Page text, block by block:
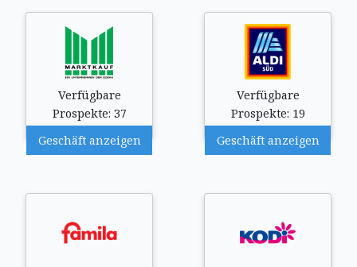
Verfügbare
Prospekte: 37
Geschäft anzeigen
Verfügbare
Prospekte: 19
Geschäft anzeigen